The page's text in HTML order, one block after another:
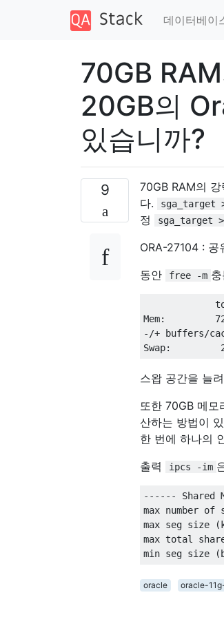
데이터베이
70GB
20GB의
있습니까?
9
70GB RAM의
다.
sga_target
정
sga_target
ORA-27104 : 공
동안
free -m
Mem:
-/+ buffers/
Swap:
스왑 공간을 늘
또한 70GB 메
산하는 방법이
한 번에 하나의
출력
ipcs -im
------ Shared
max number of
max seg size
(
max total
min seg size
(
oracle oracle-